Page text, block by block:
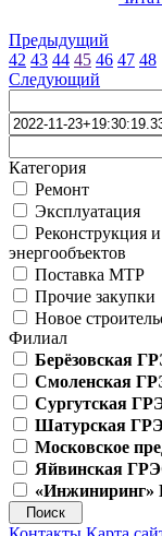
Предыдущий
42 43 44 45 46 47 48
Следующий
Категория
Ремонт
Эксплуатация
Реконструкция
энергообъектов
Поставка МТР
Прочие закупки
Новое
Филиал
Берёзовская
Смоленская
Сургутская
Шатурская
Московское
Яйвинская